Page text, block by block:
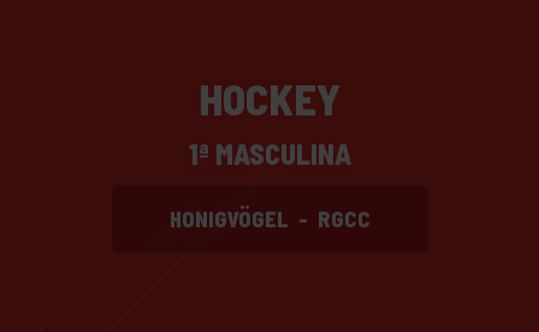
HOCKEY
1ª MASCULINA
HONIGVÖGEL - RGCC